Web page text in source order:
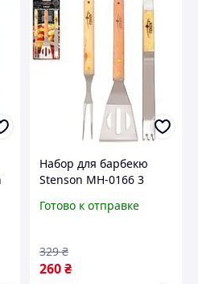
Набор для барбекю
Stenson MH-0166 3
Готово к отправке
260₴
329 ₴